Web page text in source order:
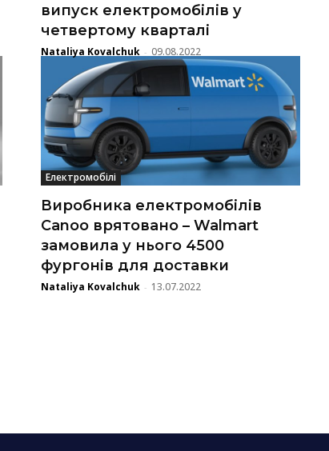
випуск електромобілів у
четвертому кварталі
Nataliya Kovalchuk - 09.08.2022
Електромобілі
Виробника електромобілів
Canoo врятовано – Walmart
замовила у нього 4500
фургонів для доставки
Nataliya Kovalchuk - 13.07.2022